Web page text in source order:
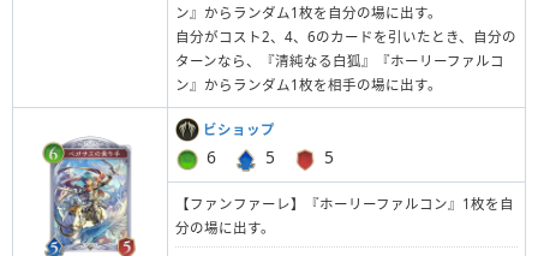
ン』からランダム1枚を自分の場に出す。
自分がコスト2、4、6のカードを引いたとき、自分の
ターンなら、『清純なる白狐』『ホーリーファルコ
ン』からランダム1枚を相手の場に出す。
ビショップ
6 5 5
【ファンファーレ】『ホーリーファルコン』1枚を自
分の場に出す。